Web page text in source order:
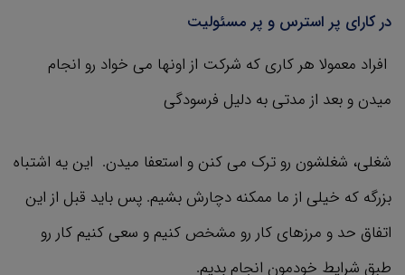
در کارای پر استرس و پر مسئولیت
افراد معمولا هر کاری که شرکت از اونها می خواد رو انجام
میدن و بعد از مدتی به دلیل فرسودگی
شغلی، شغلشون رو ترک می کنن و استعفا میدن. این یه اشتباه
بزرگه که خیلی از ما ممکنه دچارش بشیم. پس باید قبل از این
اتفاق حد و مرزهای کار رو مشخص کنیم و سعی کنیم کار رو
طبق شرایط خودمون انجام بدیم.